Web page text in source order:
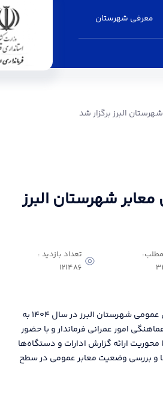
معرفی شهرستان
البرز برگزار شد
شهرستان البرز
تعداد بازدید :
121486
دومین جلسه کمیته مناسب سازی معابر و اماکن عمومی شهرستان البرز در سال ۱۴۰۴ به
امور عمرانی فرماندار و با حضور
محوریت ارائه گزارش ادارات و دستگاه‌ها
و بررسی وضعیت معابر عمومی در سطح